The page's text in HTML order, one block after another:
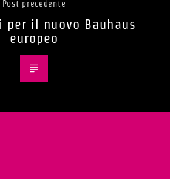
Post precedente
per il nuovo Bauhaus
europeo